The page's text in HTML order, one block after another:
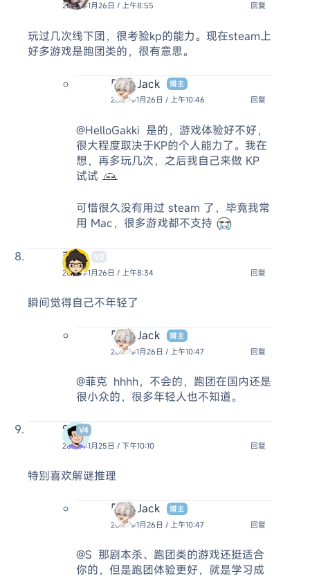
2026年1月26日 / 上午8:55
回复
玩过几次线下团，很考验kp的能力。现在steam上
好多游戏是跑团类的，很有意思。
阿杰 Jack
博主
2026年1月26日 / 上午10:46
回复
@HelloGakki 是的，游戏体验好不好，
很大程度取决于KP的个人能力了。我在
想，再多玩几次，之后我自己来做 KP
试试
可惜很久没有用过 steam 了，毕竟我常
用 Mac，很多游戏都不支持
菲克
V2
2026年1月26日 / 上午8:34
回复
瞬间觉得自己不年轻了
阿杰 Jack
博主
2026年1月26日 / 上午10:47
回复
@菲克 hhhh，不会的，跑团在国内还是
很小众的，很多年轻人也不知道。
S
V4
2026年1月25日 / 下午10:10
回复
特别喜欢解谜推理
阿杰 Jack
博主
2026年1月26日 / 上午10:47
回复
@S 那剧本杀、跑团类的游戏还挺适合
你的，但是跑团体验更好，就是学习成